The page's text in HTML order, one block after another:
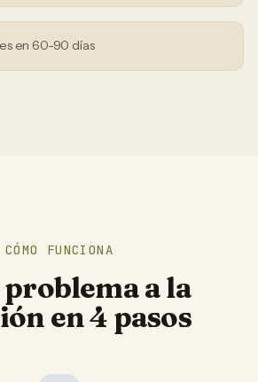
en 60-90 días
CÓMO FUNCIONA
problema a la
en 4 pasos